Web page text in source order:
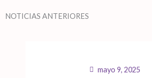
NOTICIAS ANTERIORES
mayo 9, 2025